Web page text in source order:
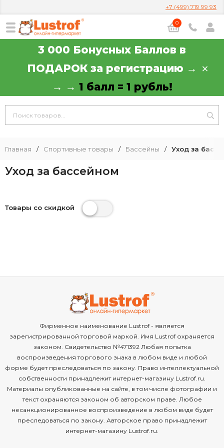
+7 (499) 719 99 93
0
3 000 Бонусных Баллов в
ПОДАРОК за регистрацию →
→ → 1 балл = 1 рубль!
Главная / Спортивные товары / Бассейны / Уход за
Уход за бассейном
Товары со скидкой
Фирменное наименование Lustrof - является
зарегистрированной торговой маркой. Имя Lustrof охраняется
законом. Свидетельство №471392 Любая попытка
воспроизведения торгового знака в любом виде и любой
форме будет преследоваться по закону. Право интеллектуальной
собственности принадлежит интернет-магазину Lustrof.ru.
Материалы опубликованные на сайте, в том числе фотографии и
текст охраняются законом об авторском праве. Любое
несанкционированное воспроизведение в любом виде будет
преследоваться по закону. Авторское право принадлежит
интернет-магазину Lustrof.ru.